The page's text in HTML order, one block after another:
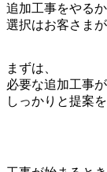
追加工事をやる
選択はお客さま
まずは、
必要な追加工事
しっかりと提案